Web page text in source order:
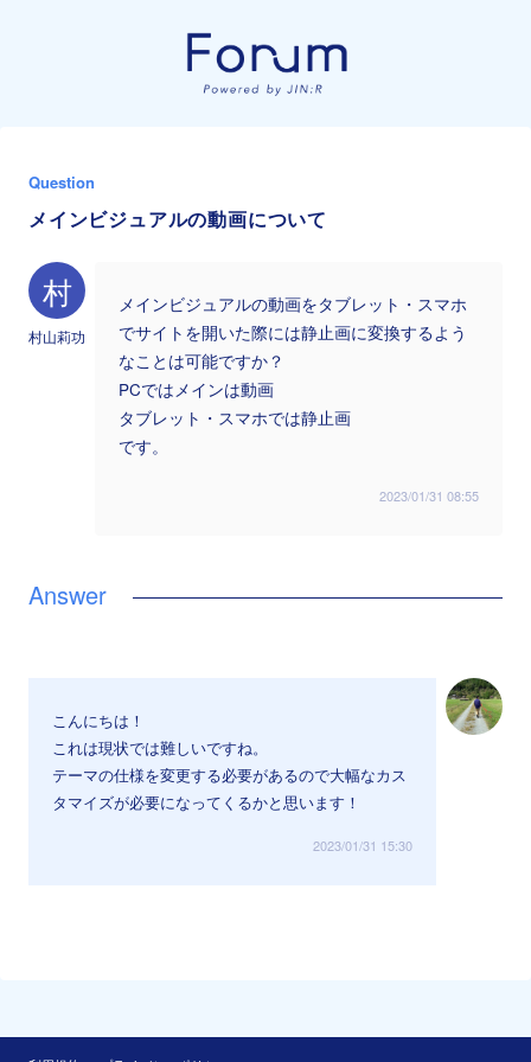
Question
メインビジュアルの動画について
村
村山莉功
メインビジュアルの動画をタブレット・スマホ
でサイトを開いた際には静止画に変換するよう
なことは可能ですか？
PCではメインは動画
タブレット・スマホでは静止画
です。
2023/01/31 08:55
こんにちは！
これは現状では難しいですね。
テーマの仕様を変更する必要があるので大幅なカス
タマイズが必要になってくるかと思います！
2023/01/31 15:30